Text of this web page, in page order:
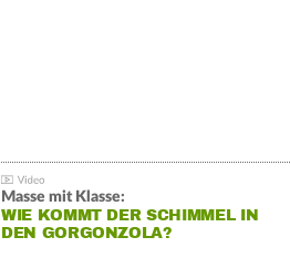
Masse mit Klasse:
WIE KOMMT DER SCHIMMEL IN
DEN GORGONZOLA?